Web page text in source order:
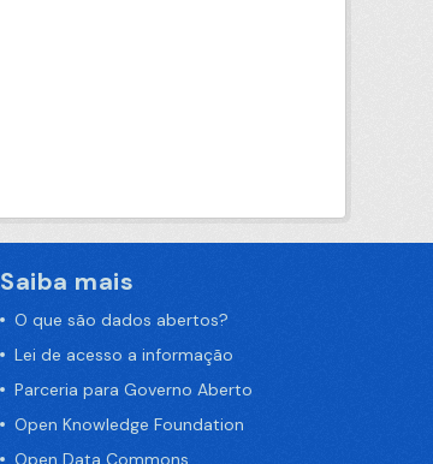
Saiba mais
O que são dados abertos?
Lei de acesso a informação
Parceria para Governo Aberto
Open Knowledge Foundation
Open Data Commons